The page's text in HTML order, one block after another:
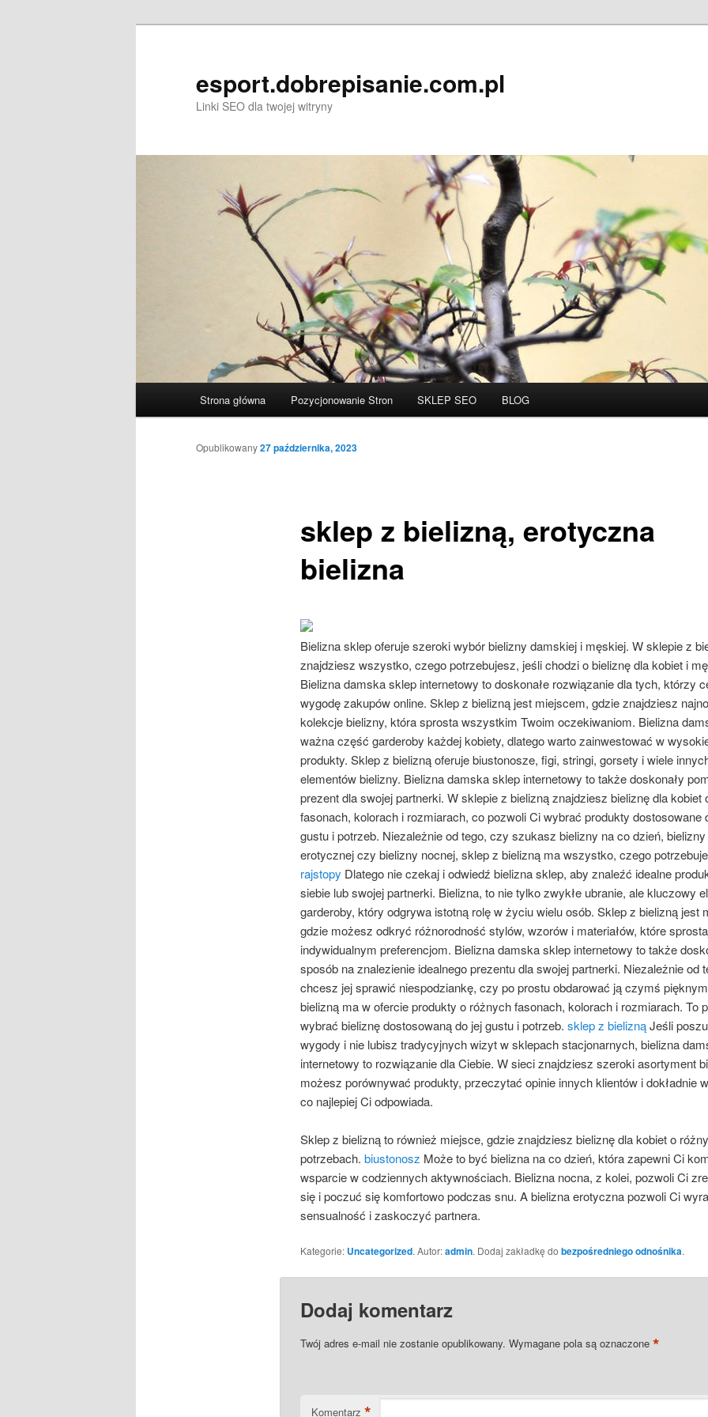
esport.dobrepisanie.com.pl
Linki SEO dla twojej witryny
Strona główna Pozycjonowanie Stron SKLEP SEO BLOG
sklep z bielizną, erotyczna
bielizna
Opublikowany27 października, 2023
Bielizna sklep oferuje szeroki wybór bielizny damskiej i męskiej. W sklepie z
znajdziesz wszystko, czego potrzebujesz, jeśli chodzi o bieliznę dla kobiet i
Bielizna damska sklep internetowy to doskonałe rozwiązanie dla tych, którzy
wygodę zakupów online. Sklep z bielizną jest miejscem, gdzie znajdziesz
kolekcje bielizny, która sprosta wszystkim Twoim oczekiwaniom. Bielizna
ważna część garderoby każdej kobiety, dlatego warto zainwestować w
produkty. Sklep z bielizną oferuje biustonosze, figi, stringi, gorsety i wiele
elementów bielizny. Bielizna damska sklep internetowy to także doskonały
prezent dla swojej partnerki. W sklepie z bielizną znajdziesz bieliznę dla kobiet
fasonach, kolorach i rozmiarach, co pozwoli Ci wybrać produkty dostosowane
gustu i potrzeb. Niezależnie od tego, czy szukasz bielizny na co dzień, bielizny
erotycznej czy bielizny nocnej, sklep z bielizną ma wszystko, czego
rajstopy Dlatego nie czekaj i odwiedź bielizna sklep, aby znaleźć idealne
siebie lub swojej partnerki. Bielizna, to nie tylko zwykłe ubranie, ale kluczowy
garderoby, który odgrywa istotną rolę w życiu wielu osób. Sklep z bielizną jest
gdzie możesz odkryć różnorodność stylów, wzorów i materiałów, które
indywidualnym preferencjom. Bielizna damska sklep internetowy to także
sposób na znalezienie idealnego prezentu dla swojej partnerki. Niezależnie od
chcesz jej sprawić niespodziankę, czy po prostu obdarować ją czymś
bielizną ma w ofercie produkty o różnych fasonach, kolorach i rozmiarach. To
wybrać bieliznę dostosowaną do jej gustu i potrzeb. sklep z bieliznąJeśli
wygody i nie lubisz tradycyjnych wizyt w sklepach stacjonarnych, bielizna
internetowy to rozwiązanie dla Ciebie. W sieci znajdziesz szeroki asortyment
możesz porównywać produkty, przeczytać opinie innych klientów i dokładnie
co najlepiej Ci odpowiada.
Sklep z bielizną to również miejsce, gdzie znajdziesz bieliznę dla kobiet o
potrzebach. biustonosz Może to być bielizna na co dzień, która zapewni Ci
wsparcie w codziennych aktywnościach. Bielizna nocna, z kolei, pozwoli Ci
się i poczuć się komfortowo podczas snu. A bielizna erotyczna pozwoli Ci
sensualność i zaskoczyć partnera.
Kategorie: Uncategorized. Autor:admin. Dodaj zakładkę do bezpośredniego odnośnika.
Dodaj komentarz
Twój adres e-mail nie zostanie opublikowany. Wymagane pola są oznaczone *
Komentarz